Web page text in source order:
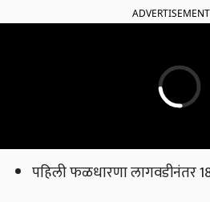
ADVERTISEMENT
पहिली फळधारणा लागवडीनंतर 18